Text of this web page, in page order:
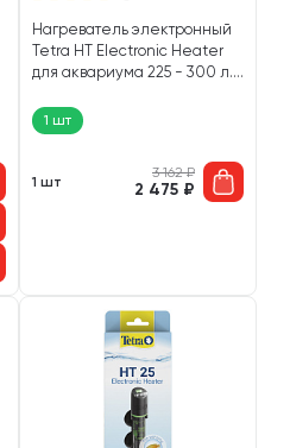
Нагреватель электронный
Tetra HT Electronic Heater
для аквариума 225 - 300 л.
1 шт
1 шт
3 162₽
2 475 ₽